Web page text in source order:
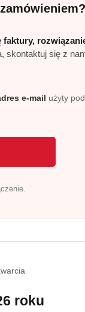
skontaktuj się z
e-mail użyty
roku